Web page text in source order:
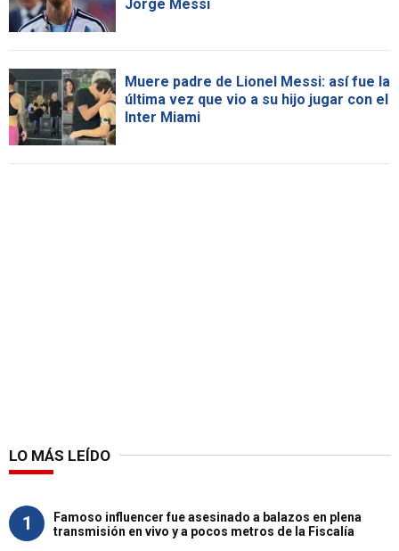
Jorge Messi
Muere padre de Lionel Messi: así fue la
última vez que vio a su hijo jugar con el
Inter Miami
LO MÁS LEÍDO
1
Famoso influencer fue asesinado a balazos en plena
transmisión en vivo y a pocos metros de la Fiscalía